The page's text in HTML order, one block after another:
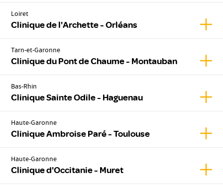
Loiret
Clinique de l'Archette - Orléans
Tarn-et-Garonne
Clinique du Pont de Chaume - Montauban
Bas-Rhin
Clinique Sainte Odile - Haguenau
Haute-Garonne
Clinique Ambroise Paré - Toulouse
Haute-Garonne
Clinique d'Occitanie - Muret